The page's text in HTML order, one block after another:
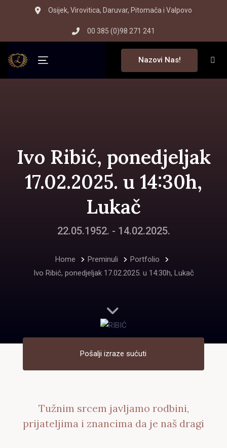
Skip
Osijek, Virovitica, Daruvar, Pitomača i Valpovo
00 385 (0)98 271 241
Toggle navigation
Nazovi Nas!
Ivo Ribić, ponedjeljak
17.02.2025. u 14:30h,
Lukač
22.05.1952. - 14.02.2025.
Home Preminuli
Portfolio
Ivo Ribić, ponedjeljak 17.02.2025. u 14:30h, Lukač
Pošalji izraze sućuti
Tužnim srcem javljamo rodbini,
prijateljima i znancima da je naš dragi